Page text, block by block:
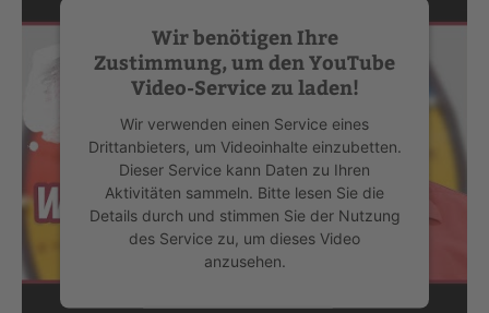
Wir benötigen Ihre
Zustimmung, um den YouTube
Video-Service zu laden!
Wir verwenden einen Service eines
Drittanbieters, um Videoinhalte einzubetten.
Dieser Service kann Daten zu Ihren
Aktivitäten sammeln. Bitte lesen Sie die
Details durch und stimmen Sie der Nutzung
des Service zu, um dieses Video
anzusehen.